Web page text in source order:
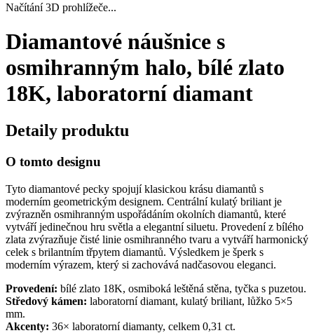
Načítání 3D prohlížeče...
Diamantové náušnice s
osmihranným halo, bílé zlato
18K, laboratorní diamant
Detaily produktu
O tomto designu
Tyto diamantové pecky spojují klasickou krásu diamantů s
moderním geometrickým designem. Centrální kulatý briliant je
zvýrazněn osmihranným uspořádáním okolních diamantů, které
vytváří jedinečnou hru světla a elegantní siluetu. Provedení z bílého
zlata zvýrazňuje čisté linie osmihranného tvaru a vytváří harmonický
celek s brilantním třpytem diamantů. Výsledkem je šperk s
moderním výrazem, který si zachovává nadčasovou eleganci.
Provedení: bílé zlato 18K, osmiboká leštěná stěna, tyčka s puzetou.
Středový kámen: laboratorní diamant, kulatý briliant, lůžko 5×5
mm.
Akcenty: 36× laboratorní diamanty, celkem 0,31 ct.